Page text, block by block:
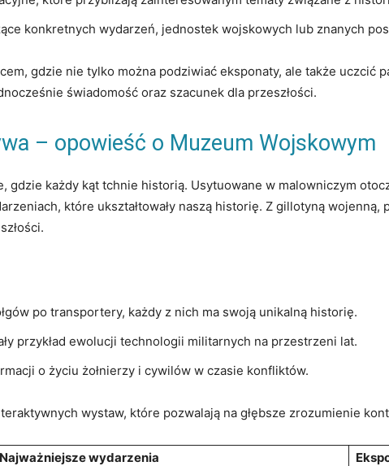
konkretnych wydarzeń, jednostek wojskowych lub znanych​
⁣gdzie ⁢nie⁣ tylko można podziwiać​ eksponaty, ale także​ uczcić
⁣świadomość oraz szacunek dla przeszłości.
– opowieść‍ o Muzeum Wojskowym
gdzie każdy kąt tchnie historią. Usytuowane w ⁤malowniczym
które ukształtowały naszą historię. Z gillotyną wojenną,​
po transportery, każdy z nich ma swoją ⁣unikalną ⁢historię.
przykład ⁣ewolucji technologii militarnych na przestrzeni lat.
o życiu żołnierzy ⁢i cywilów w ⁢czasie konfliktów.
wystaw, które pozwalają na głębsze zrozumienie
Najważniejsze wydarzenia